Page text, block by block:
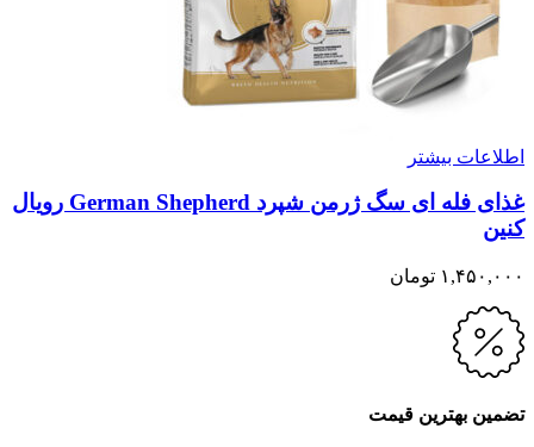
اطلاعات بیشتر
غذای فله ای سگ ژرمن شپرد German Shepherd رویال
کنین
۱,۴۵۰,۰۰۰ تومان
تضمین بهترین قیمت